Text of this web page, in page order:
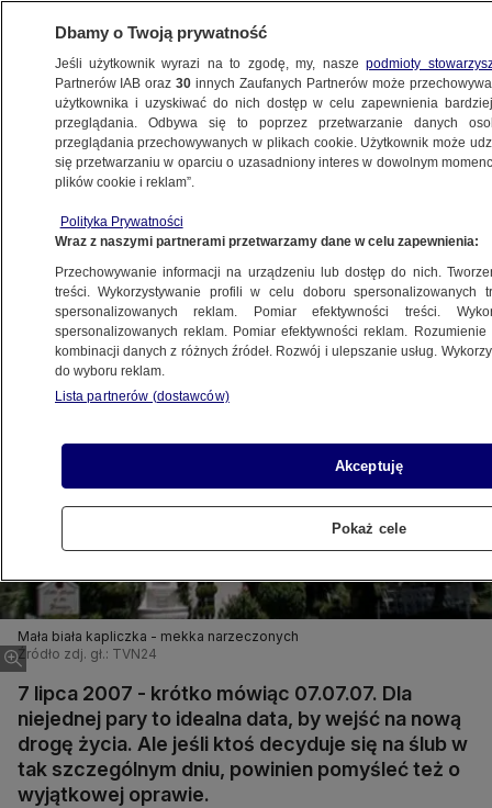
BIZNES
NAJNOWSZE
6.07.2007, 17:55
Udostępnij
Mała biała kapliczka - mekka narzeczonych
Źródło zdj. gł.: TVN24
7 lipca 2007 - krótko mówiąc 07.07.07. Dla
niejednej pary to idealna data, by wejść na nową
drogę życia. Ale jeśli ktoś decyduje się na ślub w
tak szczególnym dniu, powinien pomyśleć też o
wyjątkowej oprawie.
Dbamy o Twoją prywatność
Jeśli użytkownik wyrazi na to zgodę, my, naszepodmioty
Partnerów IAB oraz30 innych Zaufanych Partnerów może
użytkownika i uzyskiwać do nich dostęp w celu zapewnienia
przeglądania. Odbywa się to poprzez przetwarzanie danych
przeglądania przechowywanych w plikach cookie. Użytkownik może
się przetwarzaniu w oparciu o uzasadniony interes w dowolnym
plików cookie i reklam”.
Polityka Prywatności
Wraz z naszymi partnerami przetwarzamy dane w celu zapewnienia:
Przechowywanie informacji na urządzeniu lub dostęp do nich.
treści. Wykorzystywanie profili w celu doboru spersonalizowanych
spersonalizowanych reklam. Pomiar efektywności treści.
spersonalizowanych reklam. Pomiar efektywności reklam.
kombinacji danych z różnych źródeł. Rozwój i ulepszanie usług.
do wyboru reklam.
Lista partnerów (dostawców)
Akceptuję
Pokaż cele